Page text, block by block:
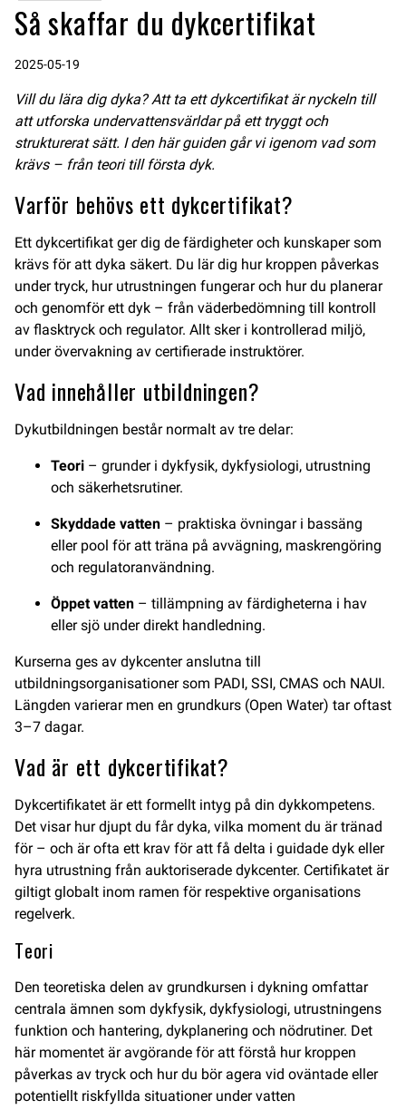
Så skaffar du dykcertifikat
2025-05-19
Vill du lära dig dyka? Att ta ett dykcertifikat är nyckeln till
att utforska undervattensvärldar på ett tryggt och
strukturerat sätt. I den här guiden går vi igenom vad som
krävs – från teori till första dyk.
Varför behövs ett dykcertifikat?
Ett dykcertifikat ger dig de färdigheter och kunskaper som
krävs för att dyka säkert. Du lär dig hur kroppen påverkas
under tryck, hur utrustningen fungerar och hur du planerar
och genomför ett dyk – från väderbedömning till kontroll
av flasktryck och regulator. Allt sker i kontrollerad miljö,
under övervakning av certifierade instruktörer.
Vad innehåller utbildningen?
Dykutbildningen består normalt av tre delar:
Teori – grunder i dykfysik, dykfysiologi, utrustning
och säkerhetsrutiner.
Skyddade vatten – praktiska övningar i bassäng
eller pool för att träna på avvägning, maskrengöring
och regulatoranvändning.
Öppet vatten – tillämpning av färdigheterna i hav
eller sjö under direkt handledning.
Kurserna ges av dykcenter anslutna till
utbildningsorganisationer som PADI, SSI, CMAS och NAUI.
Längden varierar men en grundkurs (Open Water) tar oftast
3–7 dagar.
Vad är ett dykcertifikat?
Dykcertifikatet är ett formellt intyg på din dykkompetens.
Det visar hur djupt du får dyka, vilka moment du är tränad
för – och är ofta ett krav för att få delta i guidade dyk eller
hyra utrustning från auktoriserade dykcenter. Certifikatet är
giltigt globalt inom ramen för respektive organisations
regelverk.
Teori
Den teoretiska delen av grundkursen i dykning omfattar
centrala ämnen som dykfysik, dykfysiologi, utrustningens
funktion och hantering, dykplanering och nödrutiner. Det
här momentet är avgörande för att förstå hur kroppen
påverkas av tryck och hur du bör agera vid oväntade eller
potentiellt riskfyllda situationer under vatten